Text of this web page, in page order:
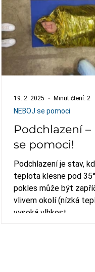
Podchlazení –
se pomoci!
Podchlazení je stav,
teplota klesne pod
pokles může být
vlivem okolí (nízká
vysoká vlhkost
NEBOJ se pomoci
19. 2. 2025 Minut čtení: 2